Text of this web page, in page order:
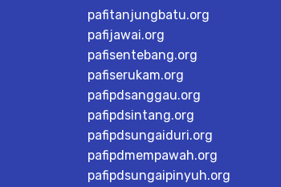
pafitanjungbatu.org
pafijawai.org
pafisentebang.org
pafiserukam.org
pafipdsanggau.org
pafipdsintang.org
pafipdsungaiduri.org
pafipdmempawah.org
pafipdsungaipinyuh.org